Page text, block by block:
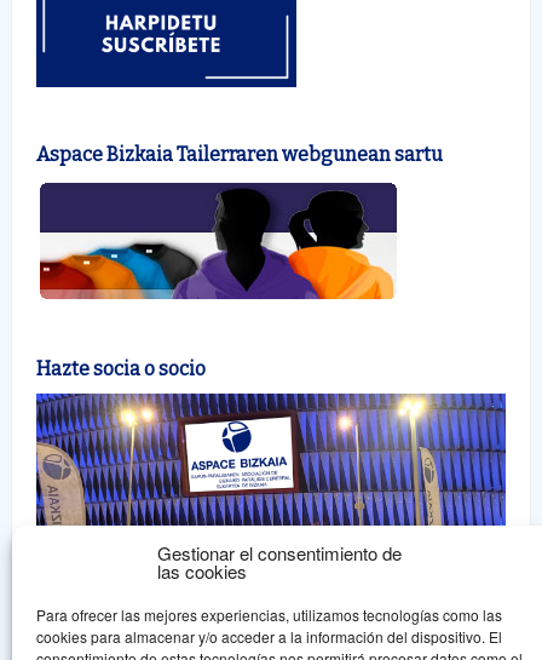
Gestionar el consentimiento de
las cookies
Para ofrecer las mejores experiencias, utilizamos tecnologías como las
cookies para almacenar y/o acceder a la información del dispositivo. El
Aspace Bizkaia Tailerraren webgunean sartu
Hazte socia o socio